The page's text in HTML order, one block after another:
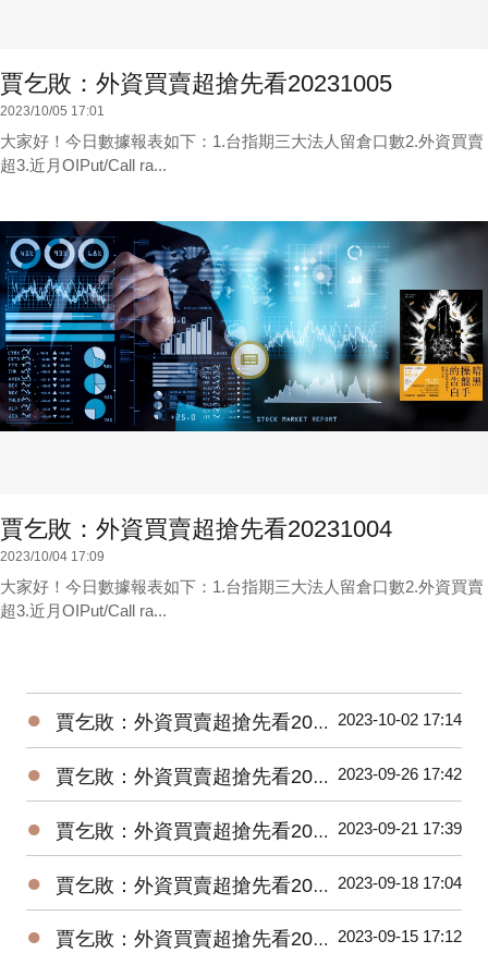
賈乞敗：外資買賣超搶先看20231005
2023/10/05 17:01
大家好！今日數據報表如下：1.台指期三大法人留倉口數2.外資買賣
超3.近月OIPut/Call ra...
賈乞敗：外資買賣超搶先看20231004
2023/10/04 17:09
大家好！今日數據報表如下：1.台指期三大法人留倉口數2.外資買賣
超3.近月OIPut/Call ra...
● 賈乞敗：外資買賣超搶先看20231002 2023-10-02 17:14
● 賈乞敗：外資買賣超搶先看20230926 2023-09-26 17:42
● 賈乞敗：外資買賣超搶先看20230921 2023-09-21 17:39
● 賈乞敗：外資買賣超搶先看20230918 2023-09-18 17:04
● 賈乞敗：外資買賣超搶先看20230915 2023-09-15 17:12